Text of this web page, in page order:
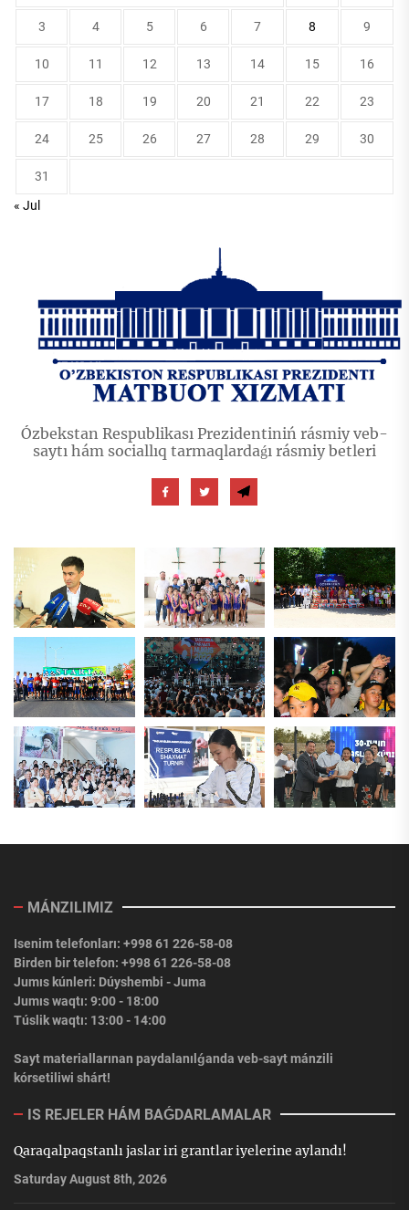
3 4 5 6 7 8 9
10 11 12 13 14 15 16
17 18 19 20 21 22 23
24 25 26 27 28 29 30
31
« Jul
Ózbekstan Respublikası Prezidentiniń rásmiy veb-
saytı hám sociallıq tarmaqlardaǵı rásmiy betleri
MÁNZILIMIZ
Isenim telefonları: +998 61 226-58-08
Birden bir telefon: +998 61 226-58-08
Jumıs kúnleri: Dúyshembi - Juma
Jumıs waqtı: 9:00 - 18:00
Túslik waqtı: 13:00 - 14:00
Sayt materiallarınan paydalanılǵanda veb-sayt mánzili
kórsetiliwi shárt!
IS REJELER HÁM BAǴDARLAMALAR
Qaraqalpaqstanlı jaslar iri grantlar iyelerine aylandı!
Saturday August 8th, 2026